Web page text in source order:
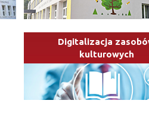
Digitalizacja
kulturowych